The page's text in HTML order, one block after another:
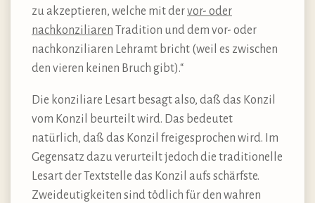
zu akzeptieren, welche mit dervor- oder
nachkonziliaren Tradition und dem vor- oder
nachkonziliaren Lehramt bricht (weil es zwischen
den vieren keinen Bruch gibt).“
Die konziliare Lesart besagt also, daß das Konzil
vom Konzil beurteilt wird. Das bedeutet
natürlich, daß das Konzil freigesprochen wird. Im
Gegensatz dazu verurteilt jedoch die traditionelle
Lesart der Textstelle das Konzil aufs schärfste.
Zweideutigkeiten sind tödlich für den wahren